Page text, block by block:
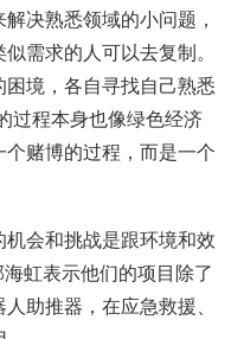
决熟悉领域的小问题，
需求的人可以去复制。
境，各自寻找自己熟悉
过程本身也像绿色经济
赌博的过程，而是一个
会和挑战是跟环境和效
虹表示他们的项目除了
助推器，在应急救援、